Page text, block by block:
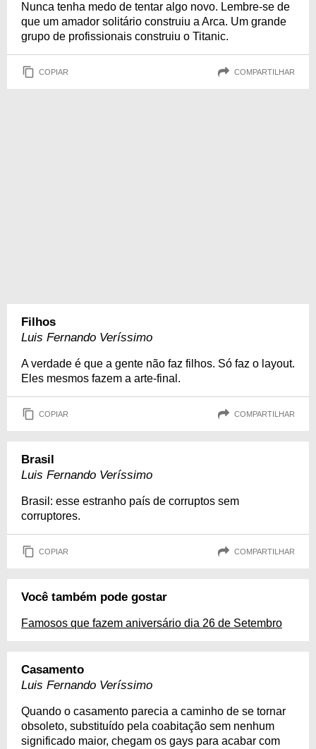
Nunca tenha medo de tentar algo novo. Lembre-se de
que um amador solitário construiu a Arca. Um grande
grupo de profissionais construiu o Titanic.
COPIAR COMPARTILHAR
Filhos
Luis Fernando Veríssimo
A verdade é que a gente não faz filhos. Só faz o layout.
Eles mesmos fazem a arte-final.
COPIAR COMPARTILHAR
Brasil
Luis Fernando Veríssimo
Brasil: esse estranho país de corruptos sem
corruptores.
COPIAR COMPARTILHAR
Você também pode gostar
Famosos que fazem aniversário dia 26 de Setembro
Casamento
Luis Fernando Veríssimo
Quando o casamento parecia a caminho de se tornar
obsoleto, substituído pela coabitação sem nenhum
significado maior, chegam os gays para acabar com